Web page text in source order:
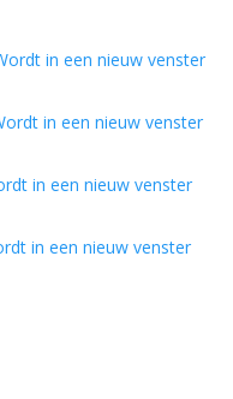
in een nieuw venster
in een nieuw venster
in een nieuw venster
in een nieuw venster